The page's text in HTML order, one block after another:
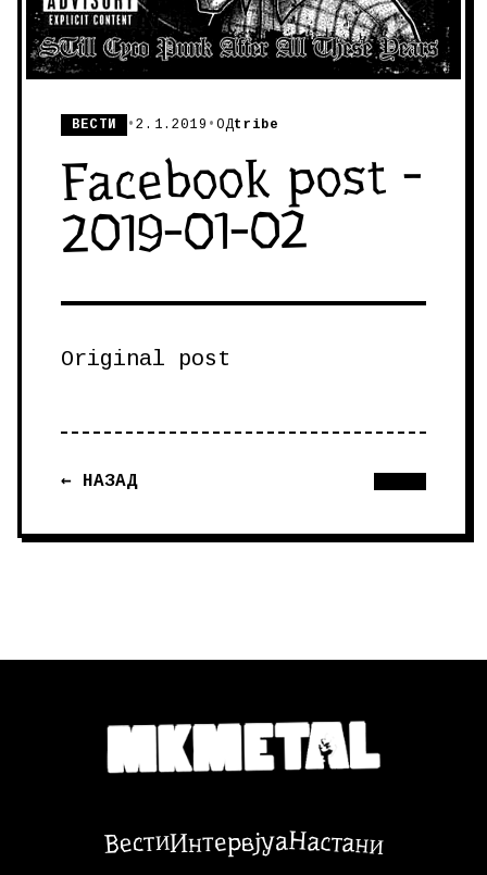
ВЕСТИ •2.1.2019 •ОДtribe
Facebook post -
2019-01-02
Original post
← НАЗАД
ВестиИнтервјуаНастани